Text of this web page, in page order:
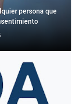
persona que